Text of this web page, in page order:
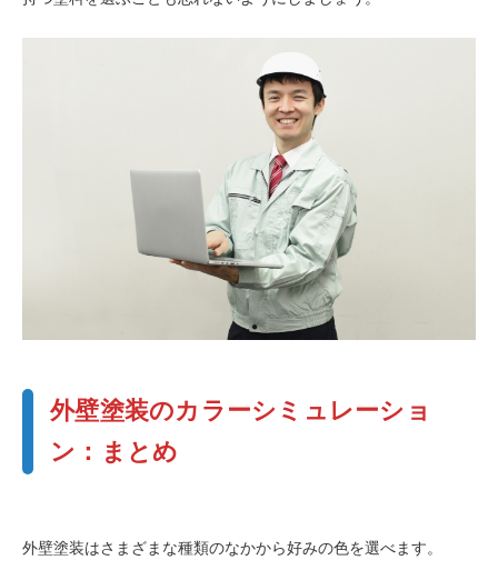
外壁塗装のカラーシミュレーショ
ン：まとめ
外壁塗装はさまざまな種類のなかから好みの色を選べます。